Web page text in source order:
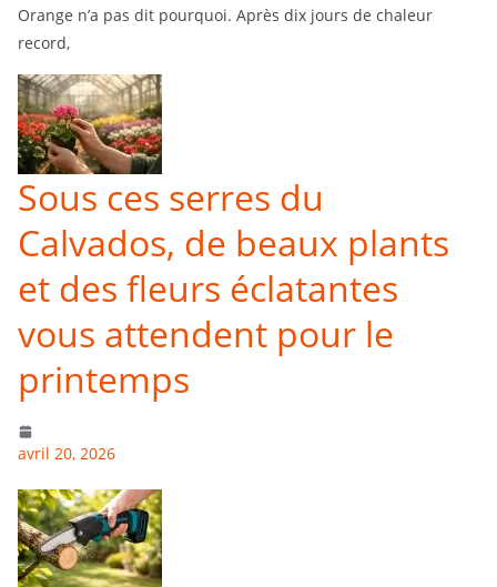
Orange n’a pas dit pourquoi. Après dix jours de chaleur
record,
Sous ces serres du
Calvados, de beaux plants
et des fleurs éclatantes
vous attendent pour le
printemps
avril 20, 2026